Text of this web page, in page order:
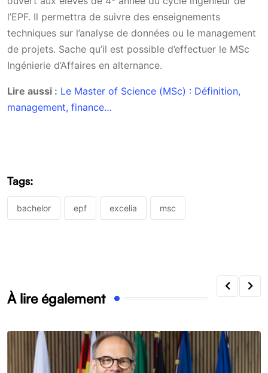
l’EPF. Il permettra de suivre des enseignements
techniques sur l’analyse de données ou le management
de projets. Sache qu’il est possible d’effectuer le MSc
Ingénierie d’Affaires en alternance.
Lire aussi : Le Master of Science (MSc) : Définition,
management, finance…
Tags:
bachelor epf excelia msc
À lire également